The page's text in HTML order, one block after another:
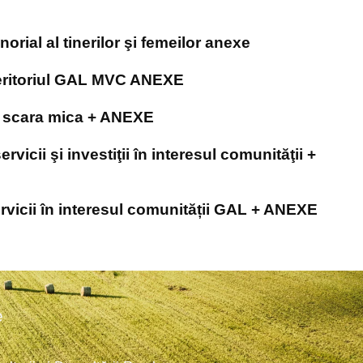
al tinerilor şi femeilor anexe
GAL MVC ANEXE
mica + ANEXE
şi investiţii în interesul comunităţii +
în interesul comunității GAL + ANEXE